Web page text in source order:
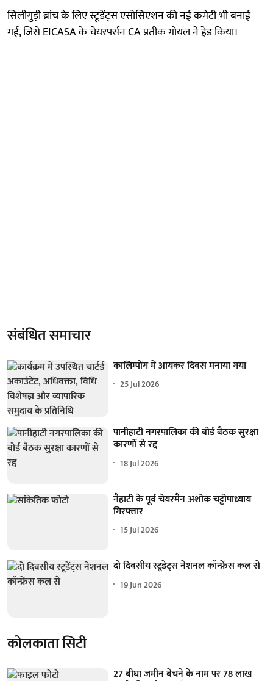
सिलीगुड़ी ब्रांच के लिए स्टूडेंट्स एसोसिएशन की नई कमेटी भी बनाई
गई, जिसे EICASA के चेयरपर्सन CA प्रतीक गोयल ने हेड किया।
संबंधित समाचार
कालिम्पोंग में आयकर दिवस मनाया गया
25 Jul 2026
पानीहाटी नगरपालिका की बोर्ड बैठक सुरक्षा
कारणों से रद्द
18 Jul 2026
नैहाटी के पूर्व चेयरमैन अशोक चट्टोपाध्याय
गिरफ्तार
15 Jul 2026
दो दिवसीय स्टूडेंट्स नेशनल कॉन्फ्रेंस कल से
19 Jun 2026
कोलकाता सिटी
27 बीघा जमीन बेचने के नाम पर 78 लाख